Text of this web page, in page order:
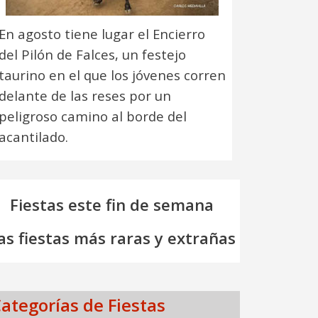
agosto tiene lugar el Encierro
Pilón de Falces, un festejo
en el que los jóvenes corren
de las reses por un
camino al borde del
Fiestas este fin de semana
fiestas más raras y extrañas
de Fiestas